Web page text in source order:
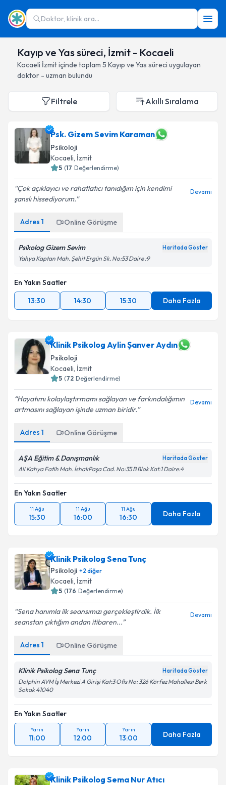
Doktor, klinik ara...
Kayıp ve Yas süreci, İzmit - Kocaeli
Kocaeli İzmitiçinde toplam 5 Kayıp ve Yas süreci uygulayan
doktor - uzman bulundu
Filtrele Akıllı Sıralama
Psk. Gizem Sevim Karaman
Psikoloji
Kocaeli, İzmit
5 (17 Değerlendirme)
Çok açıklayıcı ve rahatlatıcı tanıdığım için kendimi
şanslı hissediyorum.
Devamı
Adres 1 Online Görüşme
Psikolog Gizem Sevim Haritada Göster
Yahya Kaptan Mah. Şehit Ergün Sk. No:53 Daire :9
En Yakın Saatler
13:30
14:30 15:30 Daha Fazla
Klinik Psikolog Aylin Şanver Aydın
Psikoloji
Kocaeli, İzmit
5 (72 Değerlendirme)
Hayatımı kolaylaştırmamı sağlayan ve farkındalığımın
artmasını sağlayan işinde uzman biridir.
Devamı
Adres 1 Online Görüşme
AŞA Eğitim & Danışmanlık Haritada Göster
Ali Kahya Fatih Mah. İshakPaşa Cad. No:35 B Blok Kat:1 Daire:4
En Yakın Saatler
11 Ağu
15:30
11 Ağu
16:00
11 Ağu
16:30 Daha Fazla
Klinik Psikolog Sena Tunç
Psikoloji +2 diğer
Kocaeli, İzmit
5 (176 Değerlendirme)
Sena hanımla ilk seansımızı gerçekleştirdik. İlk
seanstan çıktığım andan itibaren...
Devamı
Adres 1 Online Görüşme
Klinik Psikolog Sena Tunç Haritada Göster
Dolphin AVM İş Merkezi A Girişi Kat:3 Ofis No: 326 Körfez Mahallesi Berk
Sokak 41040
En Yakın Saatler
Yarın
11:00
Yarın
12:00
Yarın
13:00 Daha Fazla
Klinik Psikolog Sema Nur Atıcı